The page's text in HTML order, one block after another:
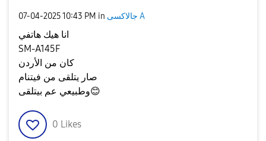
‎07-04-202510:43 PM in جالاكسى A
انا هيك هاتفي
SM-A145F
كان من الأردن
صار يتلقى من فيتنام
وطبيعي عم بيتلقى😊
0 Likes